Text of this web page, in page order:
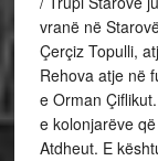
vranë në
Çerçiz Topulli,
Rehova atje në
e Orman
e kolonjarëve
Atdheut. E